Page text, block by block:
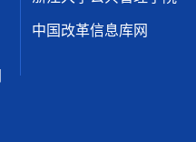
中国改革信息库网